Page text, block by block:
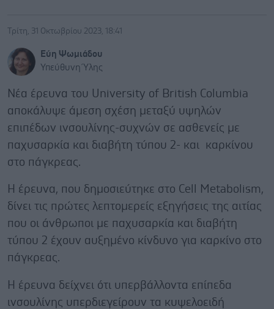
Τρίτη, 31 Οκτωβρίου 2023, 18:41
Εύη Ψωμιάδου
Υπεύθυνη Ύλης
Νέα έρευνα του University of British Columbia
αποκάλυψε άμεση σχέση μεταξύ υψηλών
επιπέδων ινσουλίνης-συχνών σε ασθενείς με
παχυσαρκία και διαβήτη τύπου 2- και καρκίνου
στο πάγκρεας.
Η έρευνα, που δημοσιεύτηκε στο Cell Metabolism,
δίνει τις πρώτες λεπτομερείς εξηγήσεις της αιτίας
που οι άνθρωποι με παχυσαρκία και διαβήτη
τύπου 2 έχουν αυξημένο κίνδυνο για καρκίνο στο
πάγκρεας.
Η έρευνα δείχνει ότι υπερβάλλοντα επίπεδα
ινσουλίνης υπερδιεγείρουν τα κυψελοειδή